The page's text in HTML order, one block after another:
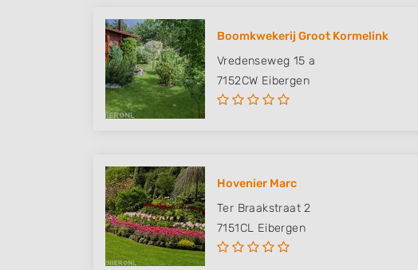
Boomkwekerij Groot Kormelink
Vredenseweg 15 a
7152CW Eibergen
Hovenier Marc
Ter Braakstraat 2
7151CL Eibergen